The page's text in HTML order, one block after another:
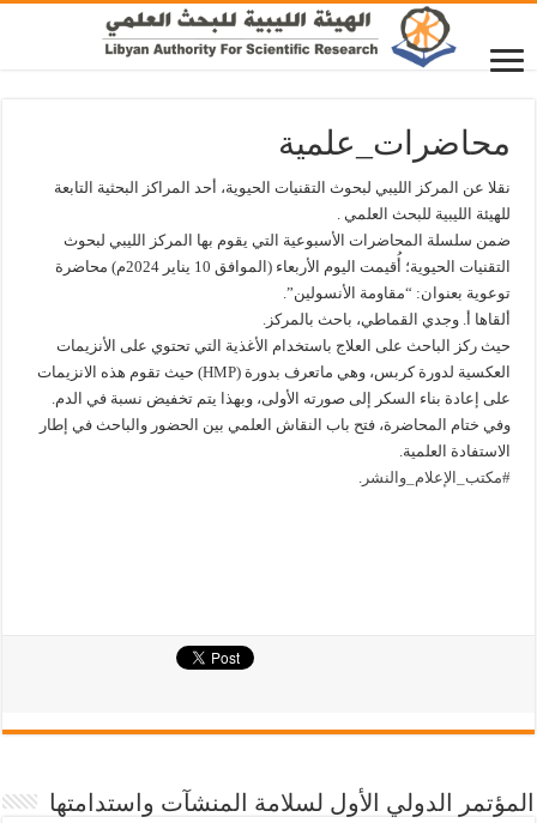
محاضرات_علمية
نقلا عن المركز الليبي لبحوث التقنيات الحيوية، أحد المراكز البحثية التابعة
للهيئة الليبية للبحث العلمي .
ضمن سلسلة المحاضرات الأسبوعية التي يقوم بها المركز الليبي لبحوث
التقنيات الحيوية؛ أُقيمت اليوم الأربعاء (الموافق 10 يناير 2024م) محاضرة
توعوية بعنوان: “مقاومة الأنسولين”.
ألقاها أ. وجدي القماطي، باحث بالمركز.
حيث ركز الباحث على العلاج باستخدام الأغذية التي تحتوي على الأنزيمات
العكسية لدورة كربس، وهي ماتعرف بدورة (HMP) حيث تقوم هذه الانزيمات
على إعادة بناء السكر إلى صورته الأولى، وبهذا يتم تخفيض نسبة في الدم.
وفي ختام المحاضرة، فتح باب النقاش العلمي بين الحضور والباحث في إطار
الاستفادة العلمية.
#مكتب_الإعلام_والنشر.
المؤتمر الدولي الأول لسلامة المنشآت واستدامتها